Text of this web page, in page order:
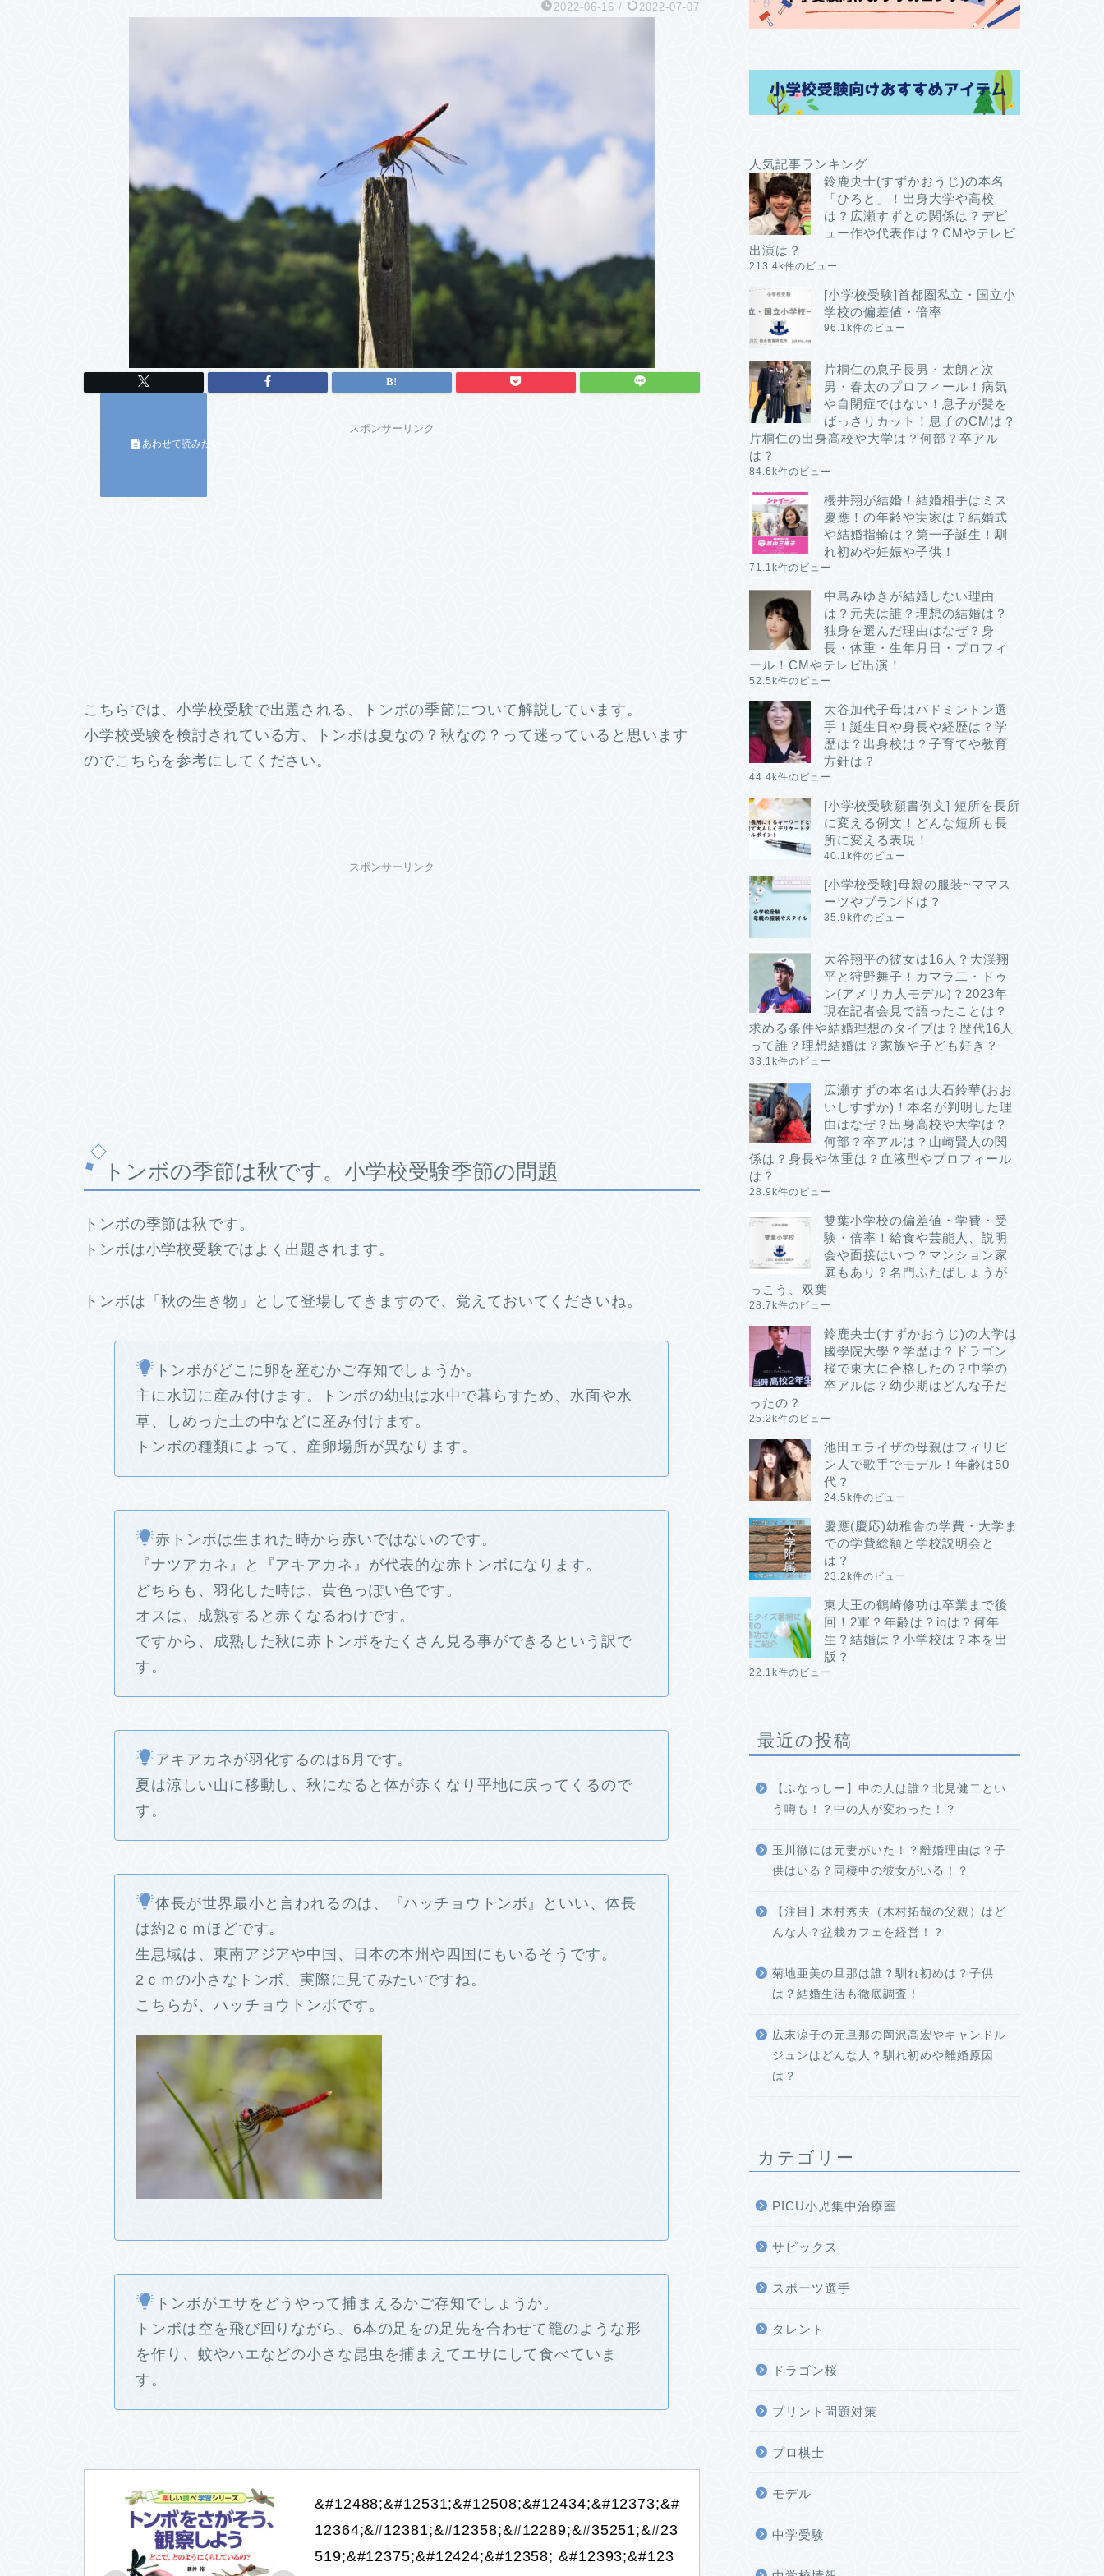
2022-06-16 / 2022-07-07
スポンサーリンク
こちらでは、小学校受験で出題される、トンボの季節について解説しています。
小学校受験を検討されている方、トンボは夏なの？秋なの？って迷っていると思います
のでこちらを参考にしてください。
スポンサーリンク
トンボの季節は秋です。小学校受験季節の問題
トンボの季節は秋です。
トンボは小学校受験ではよく出題されます。
トンボは「秋の生き物」として登場してきますので、覚えておいてくださいね。
トンボがどこに卵を産むかご存知でしょうか。
主に水辺に産み付けます。トンボの幼虫は水中で暮らすため、水面や水
草、しめった土の中などに産み付けます。
トンボの種類によって、産卵場所が異なります。
赤トンボは生まれた時から赤いではないのです。
『ナツアカネ』と『アキアカネ』が代表的な赤トンボになります。
どちらも、羽化した時は、黄色っぽい色です。
オスは、成熟すると赤くなるわけです。
ですから、成熟した秋に赤トンボをたくさん見る事ができるという訳で
す。
アキアカネが羽化するのは6月です。
夏は涼しい山に移動し、秋になると体が赤くなり平地に戻ってくるので
す。
体長が世界最小と言われるのは、『ハッチョウトンボ』といい、体長
は約2ｃｍほどです。
生息域は、東南アジアや中国、日本の本州や四国にもいるそうです。
2ｃｍの小さなトンボ、実際に見てみたいですね。
こちらが、ハッチョウトンボです。
トンボがエサをどうやって捕まえるかご存知でしょうか。
トンボは空を飛び回りながら、6本の足をの足先を合わせて籠のような形
を作り、蚊やハエなどの小さな昆虫を捕まえてエサにして食べていま
す。
&#12488;&#12531;&#12508;&#12434;&#12373;&#
12364;&#12381;&#12358;&#12289;&#35251;&#23
519;&#12375;&#12424;&#12358; &#12393;&#123
人気記事ランキング
鈴鹿央士(すずかおうじ)の本名
「ひろと」！出身大学や高校
は？広瀬すずとの関係は？デビ
ュー作や代表作は？CMやテレビ
出演は？
213.4k件のビュー
[小学校受験]首都圏私立・国立小
学校の偏差値・倍率
96.1k件のビュー
片桐仁の息子長男・太朗と次
男・春太のプロフィール！病気
や自閉症ではない！息子が髪を
ばっさりカット！息子のCMは？
片桐仁の出身高校や大学は？何部？卒アル
は？
84.6k件のビュー
櫻井翔が結婚！結婚相手はミス
慶應！の年齢や実家は？結婚式
や結婚指輪は？第一子誕生！馴
れ初めや妊娠や子供！
71.1k件のビュー
中島みゆきが結婚しない理由
は？元夫は誰？理想の結婚は？
独身を選んだ理由はなぜ？身
長・体重・生年月日・プロフィ
ール！CMやテレビ出演！
52.5k件のビュー
大谷加代子母はバドミントン選
手！誕生日や身長や経歴は？学
歴は？出身校は？子育てや教育
方針は？
44.4k件のビュー
[小学校受験願書例文] 短所を長所
に変える例文！どんな短所も長
所に変える表現！
40.1k件のビュー
[小学校受験]母親の服装~ママス
ーツやブランドは？
35.9k件のビュー
大谷翔平の彼女は16人？大渓翔
平と狩野舞子！カマラ二・ドゥ
ン(アメリカ人モデル)？2023年
現在記者会見で語ったことは？
求める条件や結婚理想のタイプは？歴代16人
って誰？理想結婚は？家族や子ども好き？
33.1k件のビュー
広瀬すずの本名は大石鈴華(おお
いしすずか)！本名が判明した理
由はなぜ？出身高校や大学は？
何部？卒アルは？山崎賢人の関
係は？身長や体重は？血液型やプロフィール
は？
28.9k件のビュー
雙葉小学校の偏差値・学費・受
験・倍率！給食や芸能人、説明
会や面接はいつ？マンション家
庭もあり？名門ふたばしょうが
っこう、双葉
28.7k件のビュー
鈴鹿央士(すずかおうじ)の大学は
國學院大學？学歴は？ドラゴン
桜で東大に合格したの？中学の
卒アルは？幼少期はどんな子だ
ったの？
25.2k件のビュー
池田エライザの母親はフィリピ
ン人で歌手でモデル！年齢は50
代？
24.5k件のビュー
慶應(慶応)幼稚舎の学費・大学ま
での学費総額と学校説明会と
は？
23.2k件のビュー
東大王の鶴崎修功は卒業まで後
回！2軍？年齢は？iqは？何年
生？結婚は？小学校は？本を出
版？
22.1k件のビュー
最近の投稿
【ふなっしー】中の人は誰？北見健二とい
う噂も！？中の人が変わった！？
玉川徹には元妻がいた！？離婚理由は？子
供はいる？同棲中の彼女がいる！？
【注目】木村秀夫（木村拓哉の父親）はど
んな人？盆栽カフェを経営！？
菊地亜美の旦那は誰？馴れ初めは？子供
は？結婚生活も徹底調査！
広末涼子の元旦那の岡沢高宏やキャンドル
ジュンはどんな人？馴れ初めや離婚原因
は？
カテゴリー
PICU小児集中治療室
サピックス
スポーツ選手
タレント
ドラゴン桜
プリント問題対策
プロ棋士
モデル
中学受験